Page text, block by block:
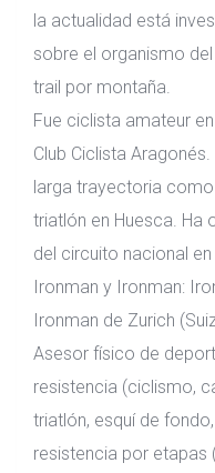
la actualidad está
sobre el organismo
trail por montaña.
Fue ciclista amateur
Club Ciclista Aragonés.
larga trayectoria
triatlón en Huesca. Ha
del circuito nacional
Ironman y Ironman:
Ironman de Zurich
Asesor físico de
resistencia (ciclismo,
triatlón, esquí de
resistencia por etapas